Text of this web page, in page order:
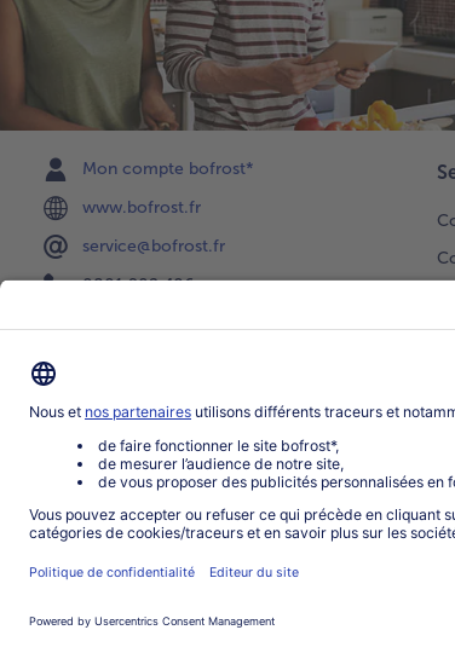
Mon compte bofrost*
www.bofrost.fr
service@bofrost.fr
0801 902 406